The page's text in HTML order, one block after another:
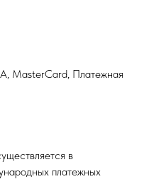
MasterCard, Платежная
в
платежных